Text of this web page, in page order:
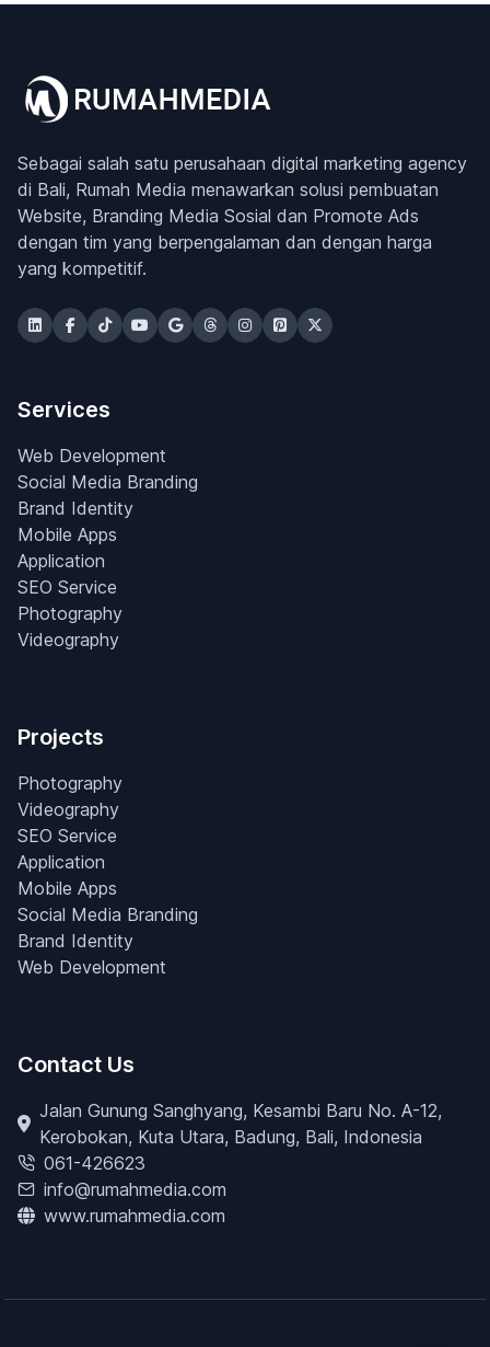
Sebagai salah satu perusahaan digital marketing agency
di Bali, Rumah Media menawarkan solusi pembuatan
Website, Branding Media Sosial dan Promote Ads
dengan tim yang berpengalaman dan dengan harga
yang kompetitif.
Services
Web Development
Social Media Branding
Brand Identity
Mobile Apps
Application
SEO Service
Photography
Videography
Projects
Photography
Videography
SEO Service
Application
Mobile Apps
Social Media Branding
Brand Identity
Web Development
Contact Us
Jalan Gunung Sanghyang, Kesambi Baru No. A-12,
Kerobokan, Kuta Utara, Badung, Bali, Indonesia
061-426623
info@rumahmedia.com
www.rumahmedia.com